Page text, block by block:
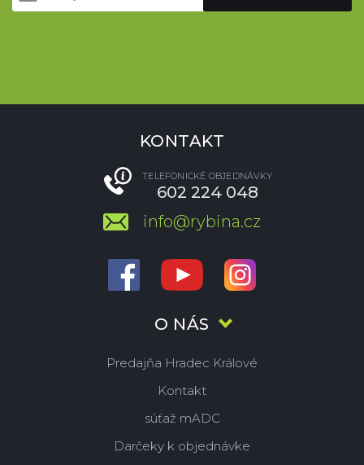
O NÁS
Predajňa Hradec Králové
Kontakt
súťaž mADC
Darčeky k objednávke
KONTAKT
TELEFONICKÉ OBJEDNÁVKY
602 224 048
info@rybina.cz